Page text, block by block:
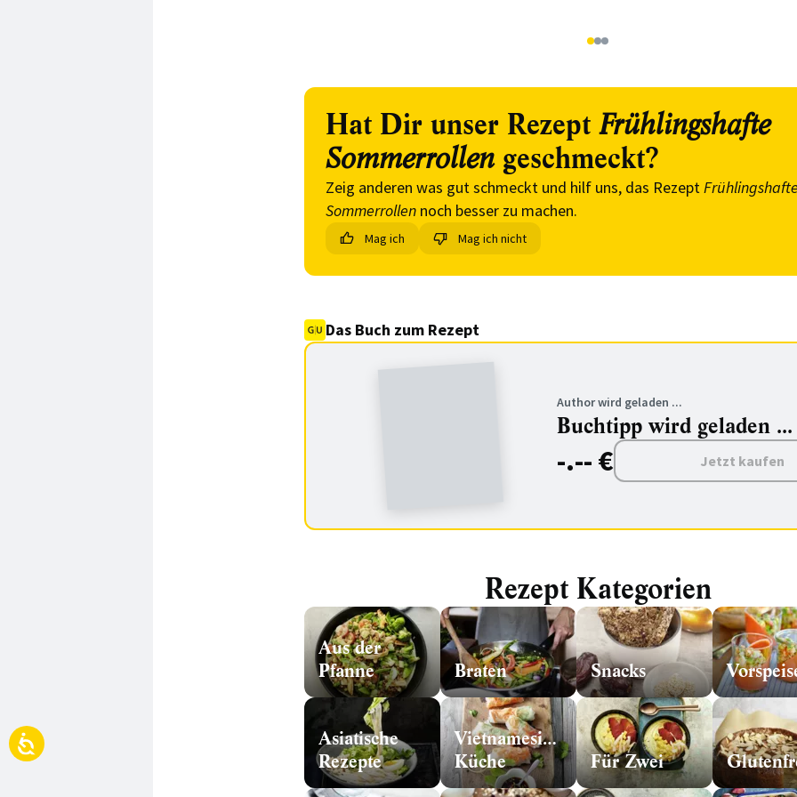
123
Hat Dir unser Rezept Frühlingshafte
Sommerrollengeschmeckt?
Zeig anderen was gut schmeckt und hilf uns, das Rezept
Sommerrollen noch besser zu machen.
Mag ich Mag ich nicht
Das Buch zum Rezept
Author wird geladen ...
Buchtipp wird geladen ...
-.-- € Jetzt kaufen
Rezept Kategorien
Aus der
Pfanne
Braten Snacks
Asiatische
Rezepte
Vietnamesische
Küche
Für Zwei